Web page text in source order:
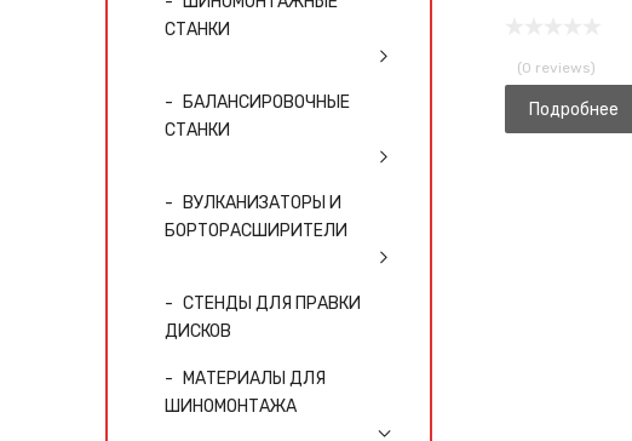
(0 reviews)
Подробнее
СТАНКИ
БАЛАНСИРОВОЧНЫЕ
СТАНКИ
ВУЛКАНИЗАТОРЫ И
БОРТОРАСШИРИТЕЛИ
СТЕНДЫ ДЛЯ ПРАВКИ
ДИСКОВ
МАТЕРИАЛЫ ДЛЯ
ШИНОМОНТАЖА